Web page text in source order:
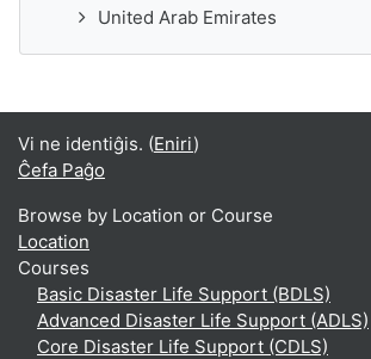
United Arab Emirates
Vi ne identiĝis. (Eniri)
Ĉefa Paĝo
Browse by Location or Course
Location
Courses
Basic Disaster Life Support (BDLS)
Advanced Disaster Life Support (ADLS)
Core Disaster Life Support (CDLS)